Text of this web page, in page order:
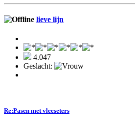
lieve lijn
4.047
Geslacht:
Re:Pasen met vleeseters